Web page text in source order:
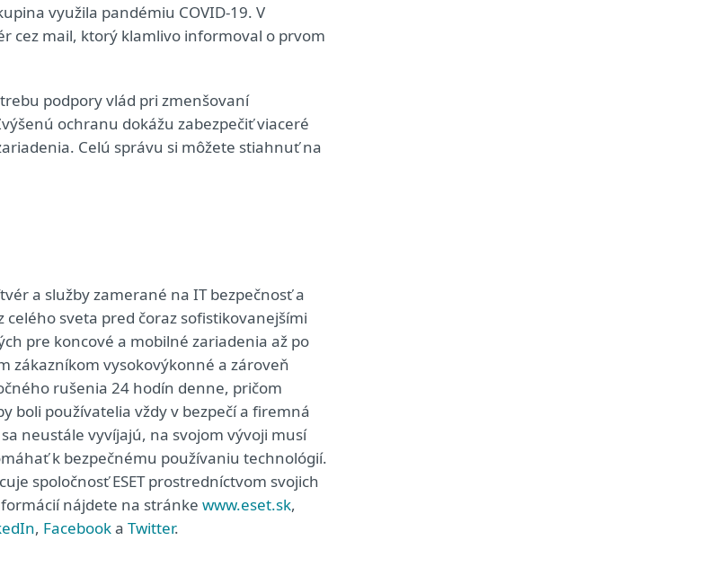
využila pandémiu COVID-19. V
cez mail, ktorý klamlivo informoval o prvom
podpory vlád pri zmenšovaní
ochranu dokážu zabezpečiť viaceré
Celú správu si môžete stiahnuť na
a služby zamerané na IT bezpečnosť a
sveta pred čoraz sofistikovanejšími
pre koncové a mobilné zariadenia až po
zákazníkom vysokovýkonné a zároveň
rušenia 24 hodín denne, pričom
boli používatelia vždy v bezpečí a firemná
neustále vyvíjajú, na svojom vývoji musí
k bezpečnému používaniu technológií.
spoločnosť ESET prostredníctvom svojich
nájdete na stránke www.eset.sk,
, Facebooka Twitter.